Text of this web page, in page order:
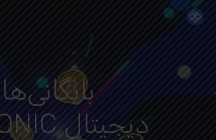
Skip
content
Menu